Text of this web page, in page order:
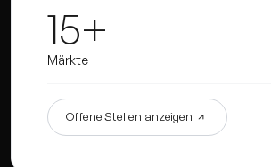
15+
Märkte
Offene Stellen anzeigen